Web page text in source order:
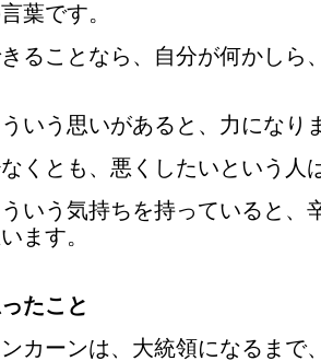
葉です。
ることなら、自分が何かしら
いう思いがあると、力になり
くとも、悪くしたいという人
いう気持ちを持っていると、
ます。
たこと
カーンは、大統領になるまで